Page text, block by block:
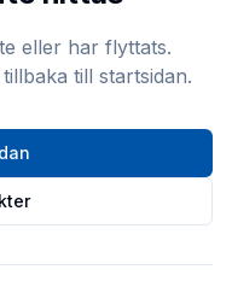
eller har flyttats.
till startsidan.